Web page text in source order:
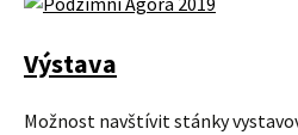
Výstava
Možnost navštívit stánky